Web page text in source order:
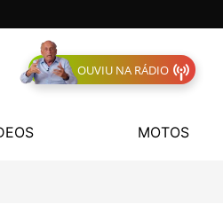
OUVIU NA RÁDIO
MOTOS